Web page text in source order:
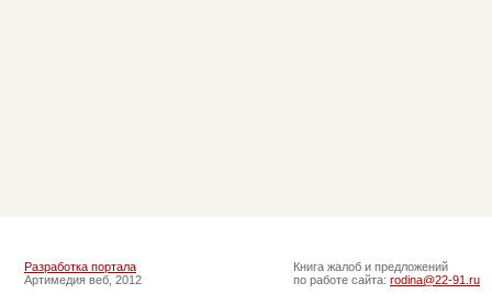
Разработка портала
Артимедия веб, 2012
Книга жалоб и предложений
по работе сайта: rodina@22-91.ru